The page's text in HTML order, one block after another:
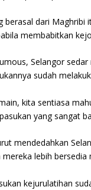
berasal dari
membabitkan
Selangor
sudah
kita sentiasa
yang sangat
mendedahkan
lebih
kejurulatihan